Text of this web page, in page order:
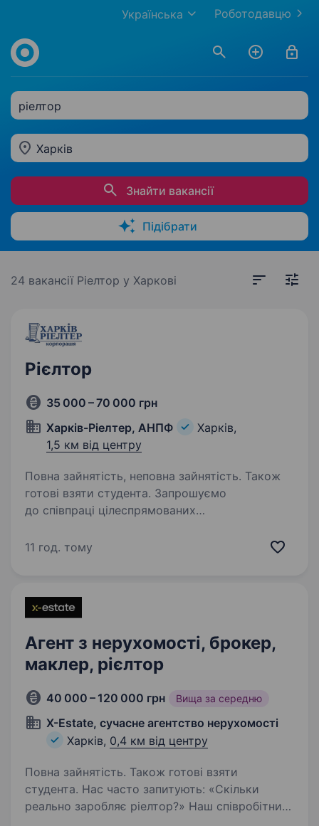
Роботодавцю
Українська
ріелтор
Харків
Знайти вакансії
Підібрати
24 вакансії Ріелтор у Харкові
Рієлтор
35 000 – 70 000 грн
Харків-Ріелтер, АНПФ
Харків,
1,5 км від центру
Повна зайнятість, неповна зайнятість. Також
готові взяти студента. Запрошуємо
до співпраці цілеспрямованих
«Рієлтор» для роботи в динамічному Агентстві
агенція нерухомості,…
11 год. тому
Агент з нерухомості, брокер,
маклер, рієлтор
40 000 – 120 000 грн Вища за середню
X-Estate, сучасне агентство нерухомості
Харків, 0,4 км від центру
Повна зайнятість. Також готові взяти
студента. Нас часто запитують: «Скільки
реально заробляє ріелтор?» Наш співробітник-